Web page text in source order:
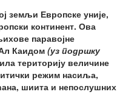
земљи Европске уније,
континент. Ова
паравојне
Каидом(уз подршку
територију величине
режим насиља,
шиита и непослушних